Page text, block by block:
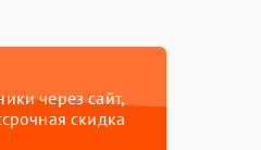
через сайт,
скидка